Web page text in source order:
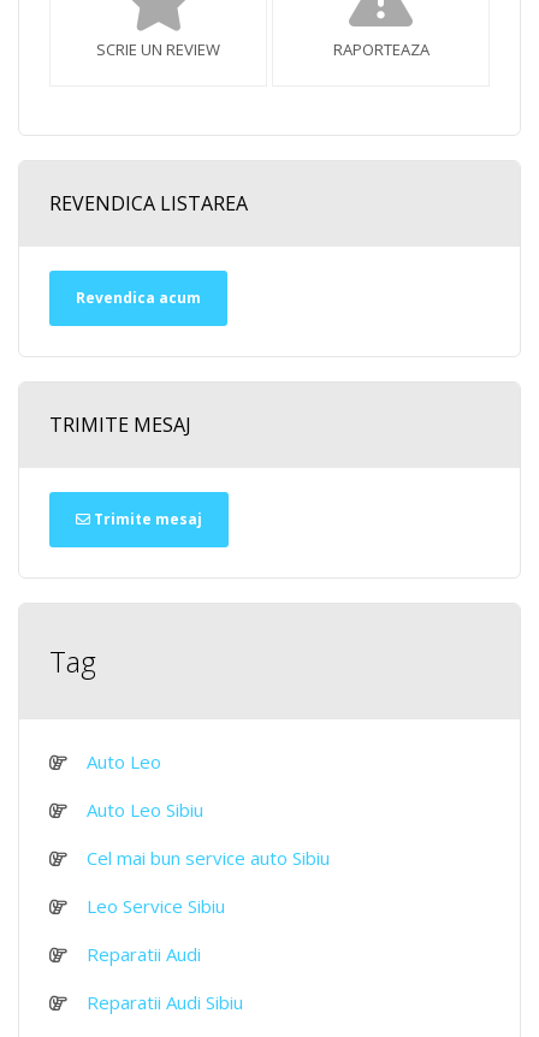
SCRIE UN REVIEW RAPORTEAZA
REVENDICA LISTAREA
Revendica acum
TRIMITE MESAJ
Trimite mesaj
Tag
Auto Leo
Auto Leo Sibiu
Cel mai bun service auto Sibiu
Leo Service Sibiu
Reparatii Audi
Reparatii Audi Sibiu